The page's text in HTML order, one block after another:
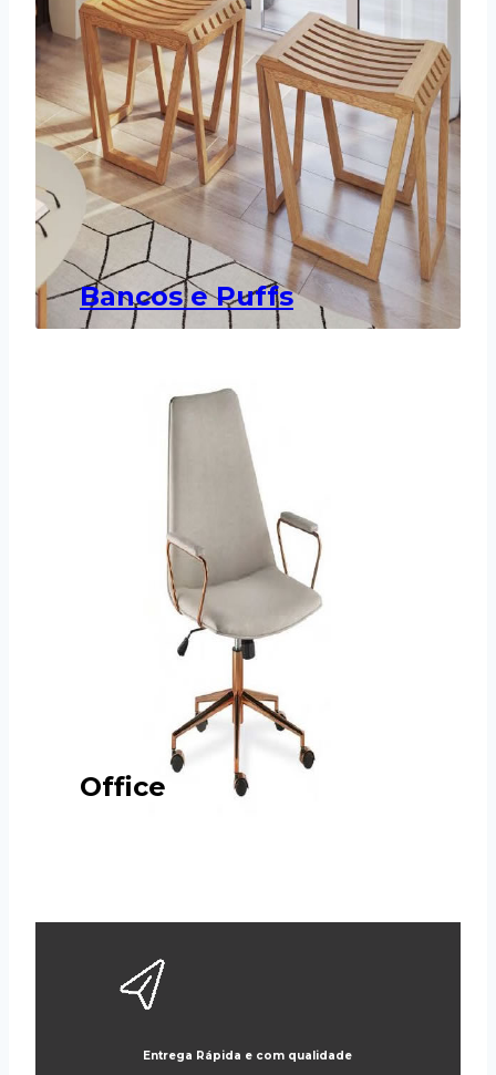
Bancos e Puffs
Office
Entrega Rápida e com qualidade